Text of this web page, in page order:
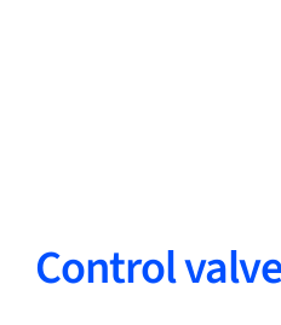
Control